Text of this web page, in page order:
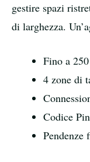
gestire spazi
di larghezza.
Fino a
4 zone di
Codice Pin
Pendenze